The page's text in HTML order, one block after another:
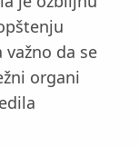
važno da se
organi